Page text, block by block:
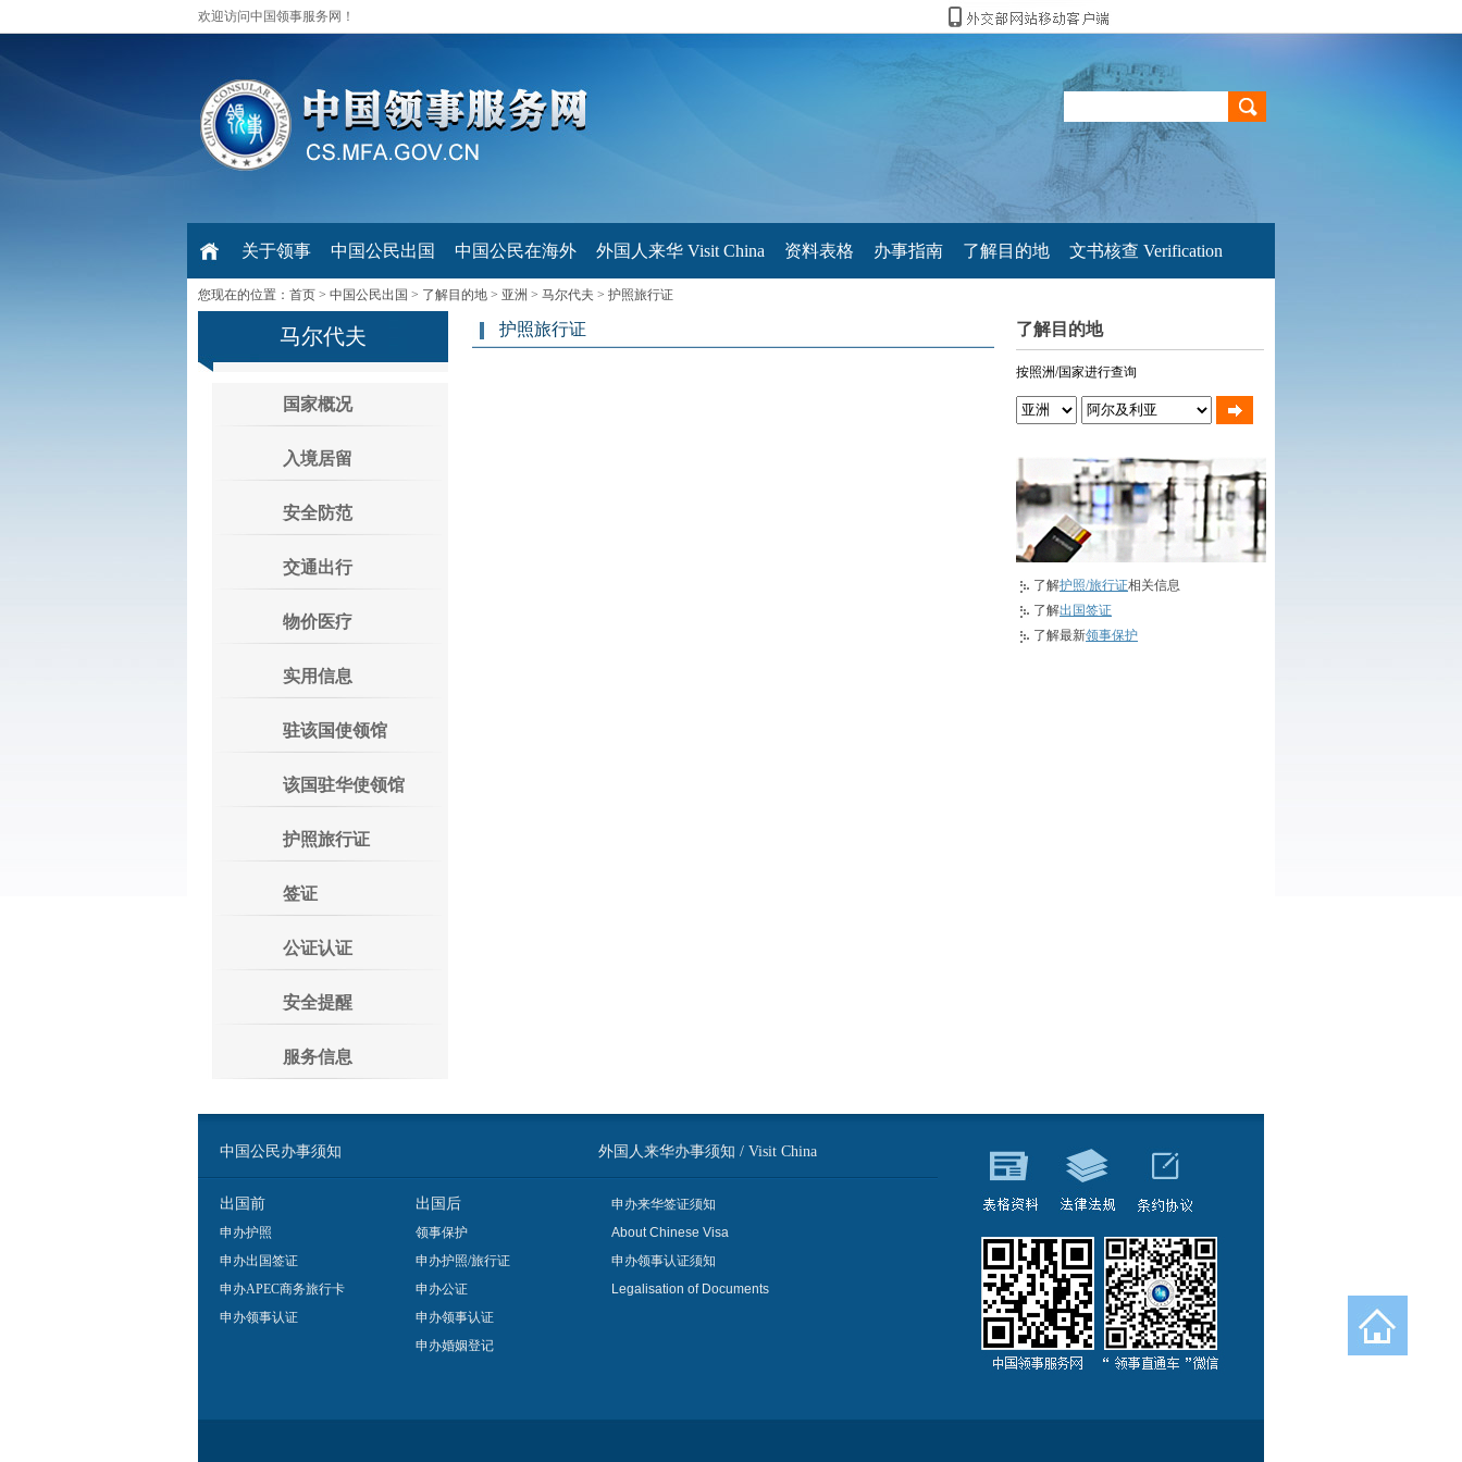
欢迎访问中国领事服务网！
关于领事 中国公民出国 中国公民在海外 外国人来华 Visit China 资料表格 办事指南 了解目的地 文书核查 Verification
您现在的位置： 首页 > 中国公民出国 > 了解目的地 > 亚洲 > 马尔代夫 > 护照旅行证
马尔代夫
国家概况
入境居留
安全防范
交通出行
物价医疗
实用信息
驻该国使领馆
该国驻华使领馆
护照旅行证
签证
公证认证
安全提醒
服务信息
护照旅行证 了解目的地
按照洲/国家进行查询
了解护照/旅行证相关信息
了解出国签证
了解最新领事保护
中国公民办事须知 外国人来华办事须知 / Visit China
出国前
申办护照
申办出国签证
申办APEC商务旅行卡
申办领事认证
出国后
领事保护
申办护照/旅行证
申办公证
申办领事认证
申办婚姻登记
申办来华签证须知
About Chinese Visa
申办领事认证须知
Legalisation of Documents